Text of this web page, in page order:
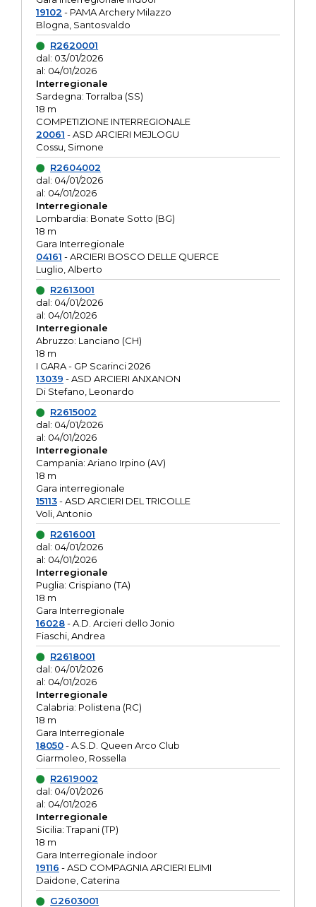
19102 - PAMA Archery Milazzo
Blogna, Santosvaldo
R2620001
dal: 03/01/2026
al: 04/01/2026
Interregionale
Sardegna: Torralba (SS)
18 m
COMPETIZIONE INTERREGIONALE
20061 - ASD ARCIERI MEJLOGU
Cossu, Simone
R2604002
dal: 04/01/2026
al: 04/01/2026
Interregionale
Lombardia: Bonate Sotto (BG)
18 m
Gara Interregionale
04161 - ARCIERI BOSCO DELLE QUERCE
Luglio, Alberto
R2613001
dal: 04/01/2026
al: 04/01/2026
Interregionale
Abruzzo: Lanciano (CH)
18 m
I GARA - GP Scarinci 2026
13039 - ASD ARCIERI ANXANON
Di Stefano, Leonardo
R2615002
dal: 04/01/2026
al: 04/01/2026
Interregionale
Campania: Ariano Irpino (AV)
18 m
Gara interregionale
15113- ASD ARCIERI DEL TRICOLLE
Voli, Antonio
R2616001
dal: 04/01/2026
al: 04/01/2026
Interregionale
Puglia: Crispiano (TA)
18 m
Gara Interregionale
16028- A.D. Arcieri dello Jonio
Fiaschi, Andrea
R2618001
dal: 04/01/2026
al: 04/01/2026
Interregionale
Calabria: Polistena (RC)
18 m
Gara Interregionale
18050- A.S.D. Queen Arco Club
Giarmoleo, Rossella
R2619002
dal: 04/01/2026
al: 04/01/2026
Interregionale
Sicilia: Trapani (TP)
18 m
Gara Interregionale indoor
19116 - ASD COMPAGNIA ARCIERI ELIMI
Daidone, Caterina
G2603001